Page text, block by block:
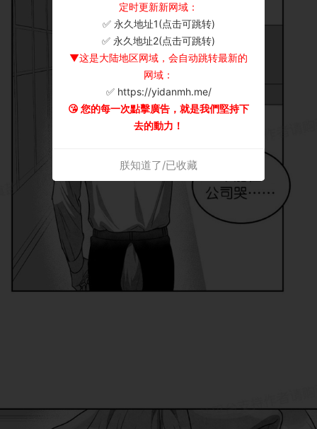
定时更新新网域：
✅ 永久地址1(点击可跳转)
✅ 永久地址2(点击可跳转)
▼这是大陆地区网域，会自动跳转最新的
网域：
✅ https://yidanmh.me/
😘 您的每一次點擊廣告，就是我們堅持下
去的動力！
朕知道了/已收藏